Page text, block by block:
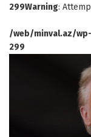
299Warning:
/web/minval.az/
299